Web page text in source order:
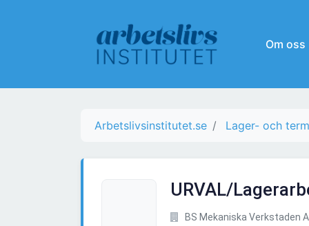
Om oss
Arbetslivsinstitutet.se Lager- och
URVAL/
BS Mekaniska Verkstaden